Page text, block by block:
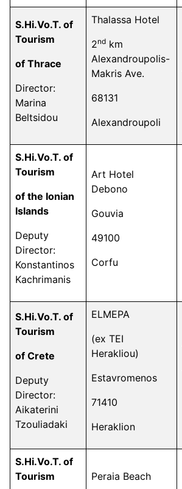
S.Hi.Vo.T. of
Tourism
of Thrace
Director:
Marina
Beltsidou
Thalassa Hotel
2nd km
Alexandroupolis-
Makris Ave.
68131
Alexandroupoli
S.Hi.Vo.T. of
Tourism
of the Ionian
Islands
Deputy
Director:
Konstantinos
Kachrimanis
Art Hotel
Debono
Gouvia
49100
Corfu
S.Hi.Vo.T. of
Tourism
of Crete
Deputy
Director:
Aikaterini
Tzouliadaki
ELMEPA
(ex ΤΕΙ
Herakliou)
Estavromenos
71410
Heraklion
S.Hi.Vo.T. of
Tourism
Peraia Beach